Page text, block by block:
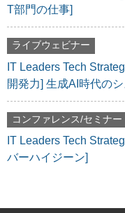
T部門の仕事]
ライブウェビナー
IT Leaders Tech
開発力] 生成AI時代の
コンファレンス/セミナー
IT Leaders Tech
バーハイジーン]